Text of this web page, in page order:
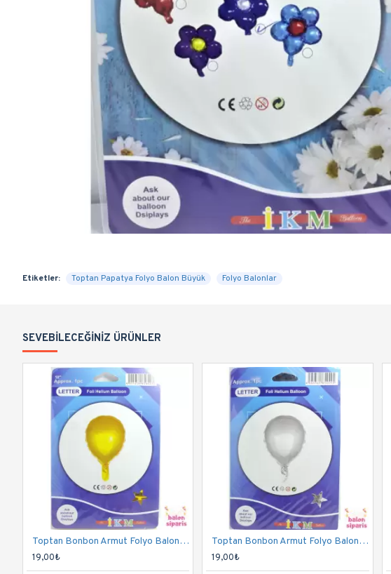
Etiketler: Toptan Papatya Folyo Balon Büyük Folyo Balonlar
SEVEBILECEĞINIZ ÜRÜNLER
Toptan Bonbon Armut Folyo Balon 18 İnç Altın
19,00₺
Toptan Bonbon Armut Folyo Balon 18 İnç Gümüş
19,00₺